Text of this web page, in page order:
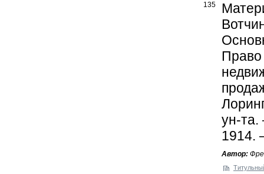
135
Право
ун-та.
1914.
Автор: